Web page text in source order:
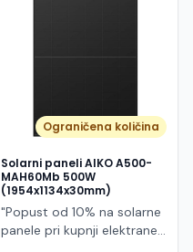
Ograničena količina
Solarni paneli AIKO A500-
MAH60Mb 500W
(1954x1134x30mm)
"Popust od 10% na solarne
panele pri kupnji elektrane